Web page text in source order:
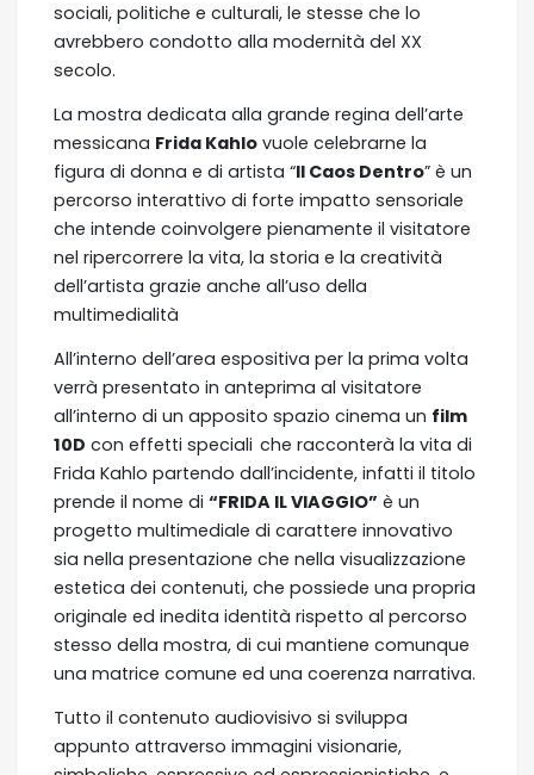
sociali, politiche e culturali, le stesse che lo
avrebbero condotto alla modernità del XX
secolo.
La mostra dedicata alla grande regina dell’arte
messicana Frida Kahlo vuole celebrarne la
figura di donna e di artista “Il Caos Dentro” è un
percorso interattivo di forte impatto sensoriale
che intende coinvolgere pienamente il visitatore
nel ripercorrere la vita, la storia e la creatività
dell’artista grazie anche all’uso della
multimedialità
All’interno dell’area espositiva per la prima volta
verrà presentato in anteprima al visitatore
all’interno di un apposito spazio cinema un film
10D con effetti speciali che racconterà la vita di
Frida Kahlo partendo dall’incidente, infatti il titolo
prende il nome di “FRIDA IL VIAGGIO” è un
progetto multimediale di carattere innovativo
sia nella presentazione che nella visualizzazione
estetica dei contenuti, che possiede una propria
originale ed inedita identità rispetto al percorso
stesso della mostra, di cui mantiene comunque
una matrice comune ed una coerenza narrativa.
Tutto il contenuto audiovisivo si sviluppa
appunto attraverso immagini visionarie,